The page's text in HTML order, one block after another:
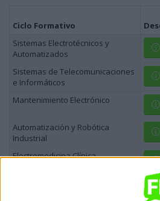
Ciclo Formativo
Sistemas Electrotécnicos y
Automatizados
Sistemas de Telecomunicaciones
e Informáticos
Mantenimiento Electrónico
Automatización y Robótica
Industrial
Electromedicina Clínica